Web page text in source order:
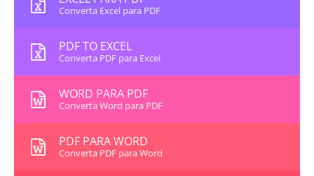
Converta Excel para PDF
PDF TO EXCEL
Converta PDF para Excel
WORD PARA PDF
Converta Word para PDF
PDF PARA WORD
Converta PDF para Word